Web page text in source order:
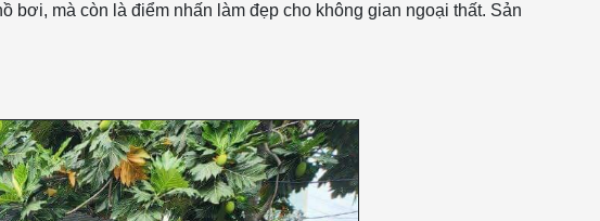
mà còn là điểm nhấn làm đẹp cho không gian ngoại thất. Sản